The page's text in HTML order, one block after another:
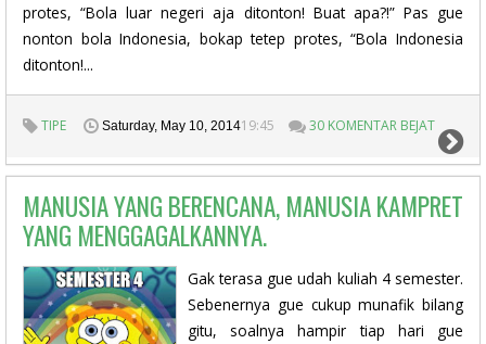
protes, “Bola luar negeri aja ditonton! Buat apa?!” Pas gue
nonton bola Indonesia, bokap tetep protes, “Bola Indonesia
ditonton!...
TIPE Saturday, May 10, 201419:45 30 KOMENTAR BEJAT
MANUSIA YANG BERENCANA, MANUSIA KAMPRET
YANG MENGGAGALKANNYA.
Gak terasa gue udah kuliah 4 semester.
Sebenernya gue cukup munafik bilang
gitu, soalnya hampir tiap hari gue